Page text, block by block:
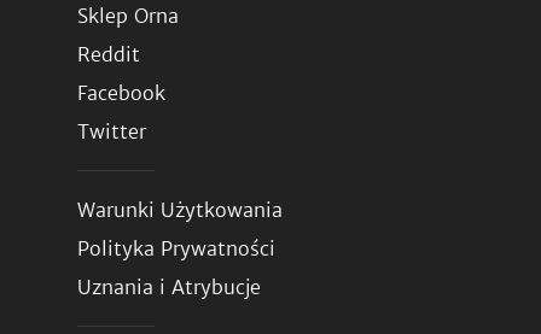
Sklep Orna
Reddit
Facebook
Twitter
Warunki Użytkowania
Polityka Prywatności
Uznania i Atrybucje